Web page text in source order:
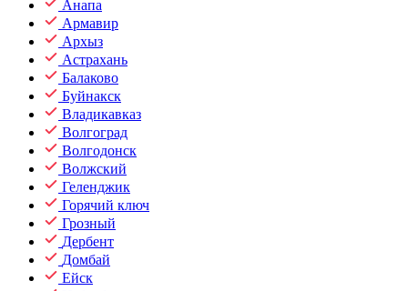
Анапа
Армавир
Архыз
Астрахань
Балаково
Буйнакск
Владикавказ
Волгоград
Волгодонск
Волжский
Геленджик
Горячий ключ
Грозный
Дербент
Домбай
Ейск